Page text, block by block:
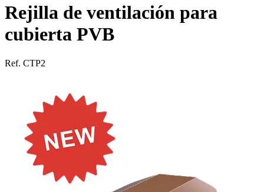
isolfix
airdiff
supportair
Rejilla de ventilación para
cubierta PVB
Ref. CTP2